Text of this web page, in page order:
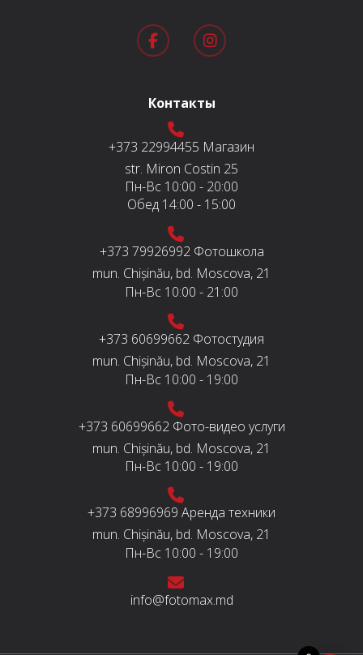
Контакты
+373 22994455 Магазин
str. Miron Costin 25
Пн-Вс 10:00 - 20:00
Обед 14:00 - 15:00
+373 79926992 Фотошкола
mun. Chișinău, bd. Moscova, 21
Пн-Вс 10:00 - 21:00
+373 60699662 Фотостудия
mun. Chișinău, bd. Moscova, 21
Пн-Вс 10:00 - 19:00
+373 60699662 Фото-видео услуги
mun. Chișinău, bd. Moscova, 21
Пн-Вс 10:00 - 19:00
+373 68996969 Аренда техники
mun. Chișinău, bd. Moscova, 21
Пн-Вс 10:00 - 19:00
info@fotomax.md